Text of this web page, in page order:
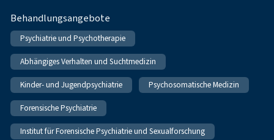
Behandlungsangebote
Psychiatrie und Psychotherapie
Abhängiges Verhalten und Suchtmedizin
Kinder- und Jugendpsychiatrie Psychosomatische Medizin
Forensische Psychiatrie
Institut für Forensische Psychiatrie und Sexualforschung